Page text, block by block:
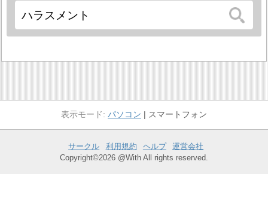
パソコン スマートフォン
サークル 利用規約 ヘルプ
運営会社
Copyright©2026 @With All rights reserved.